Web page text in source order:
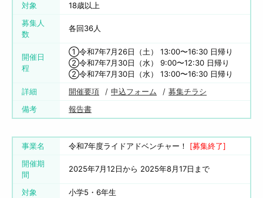
対象
18歳以上
募集人
数
各回36人
開催日
程
➀令和7年7月26日（土） 13:00〜16:30 日帰り
②令和7年7月30日（水） 9:00〜12:30 日帰り
➁令和7年7月30日（水） 13:00〜16:30 日帰り
詳細
開催要項 申込フォーム
募集チラシ
備考
報告書
事業名 令和7年度ライドアドベンチャー！
[募集終了]
開催期
間
2025年7月12日から 2025年8月17日まで
対象
小学5・6年生